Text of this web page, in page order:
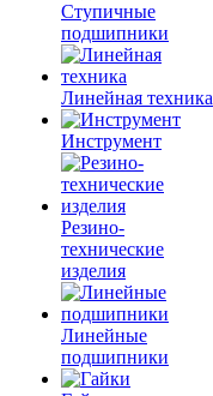
Ступичные
подшипники
Линейная техника
Инструмент
Резино-
технические
изделия
Линейные
подшипники